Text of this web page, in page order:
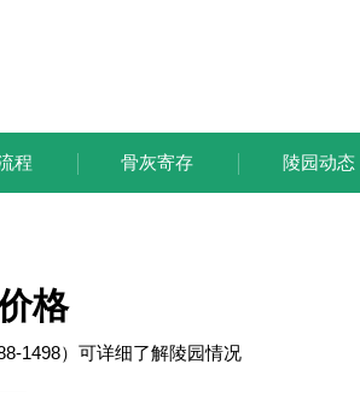
程 骨灰寄存 陵园动态
格
1498）可详细了解陵园情况